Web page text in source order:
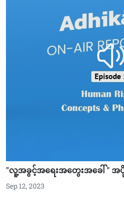
"လူ့အခွင့်အရေးအတွေးအခေါ် " အပို
Sep 12, 2023